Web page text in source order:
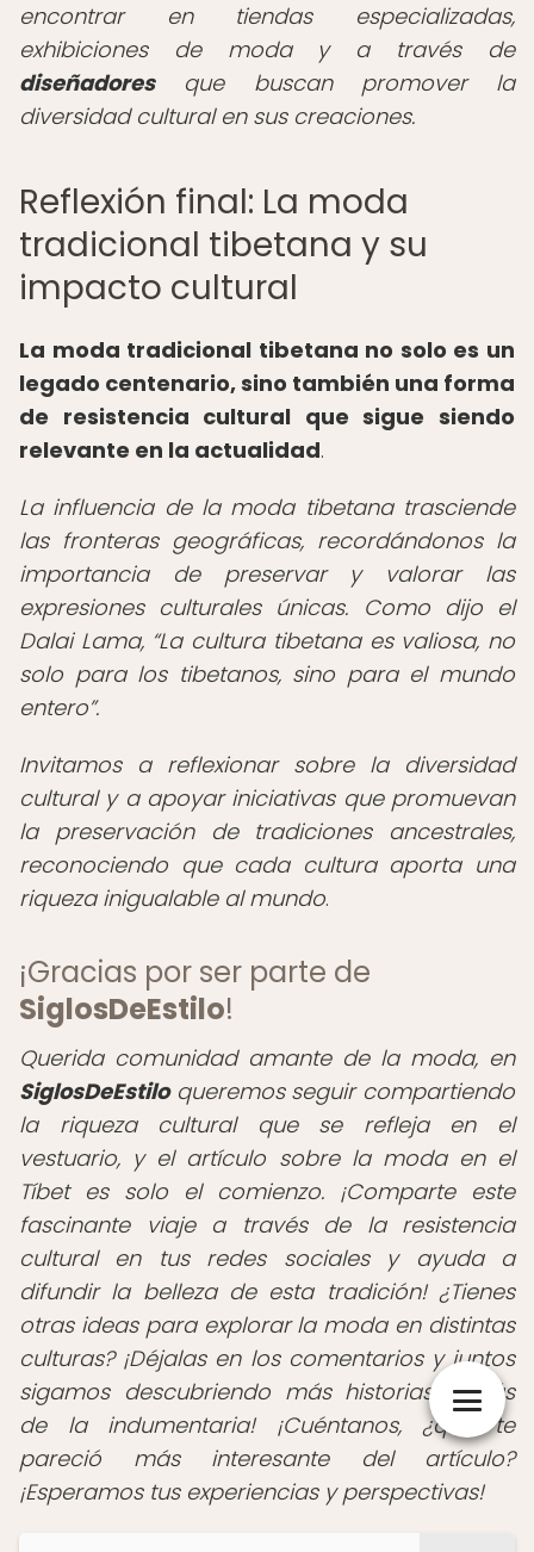
encontrar en tiendas especializadas,
exhibiciones de moda y a través de
diseñadoresque buscan promover la
diversidad cultural en sus creaciones.
Reflexión final: La moda
tradicional tibetana y su
impacto cultural
La moda tradicional tibetana no solo es un
legado centenario, sino también una forma
de resistencia cultural que sigue siendo
relevante en la actualidad.
La influencia de la moda tibetana trasciende
las fronteras geográficas, recordándonos la
importancia de preservar y valorar las
expresiones culturales únicas. Como dijo el
Dalai Lama, La cultura tibetana es valiosa, no
solo para los tibetanos, sino para el mundo
entero .
Invitamos a reflexionar sobre la diversidad
cultural y a apoyar iniciativas que promuevan
la preservación de tradiciones ancestrales,
reconociendo que cada cultura aporta una
riqueza inigualable al mundo.
¡Gracias por ser parte de
SiglosDeEstilo!
Querida comunidad amante de la moda, en
SiglosDeEstiloqueremos seguir compartiendo
la riqueza cultural que se refleja en el
vestuario, y el artículo sobre la moda en el
Tíbet es solo el comienzo. ¡Comparte este
fascinante viaje a través de la resistencia
cultural en tus redes sociales y ayuda a
difundir la belleza de esta tradición! ¿Tienes
otras ideas para explorar la moda en distintas
culturas? ¡Déjalas en los comentarios y juntos
sigamos descubriendo más historias detrás
de la indumentaria! ¡Cuéntanos, ¿qué te
pareció más interesante del artículo?
¡Esperamos tus experiencias y perspectivas!